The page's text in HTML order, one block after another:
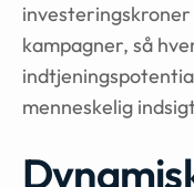
kampagner, så
menneskelig